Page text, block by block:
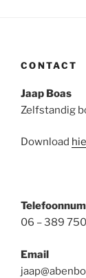
CONTACT
Jaap Boas
Zelfstandig
Download
06 – 389
Email